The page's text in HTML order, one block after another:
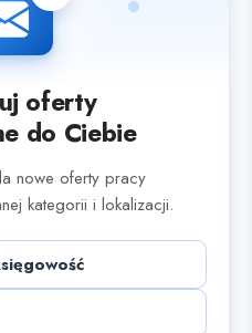
oferty
do Ciebie
nowe oferty pracy
kategorii i lokalizacji.